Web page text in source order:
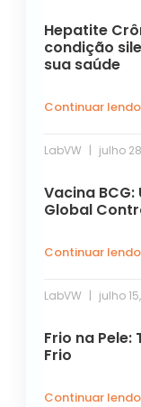
Hepatite
condição
sua saúde
Continuar lendo
LabVW julho
Vacina
Global
Continuar lendo
LabVW julho
Frio na
Frio
Continuar lendo